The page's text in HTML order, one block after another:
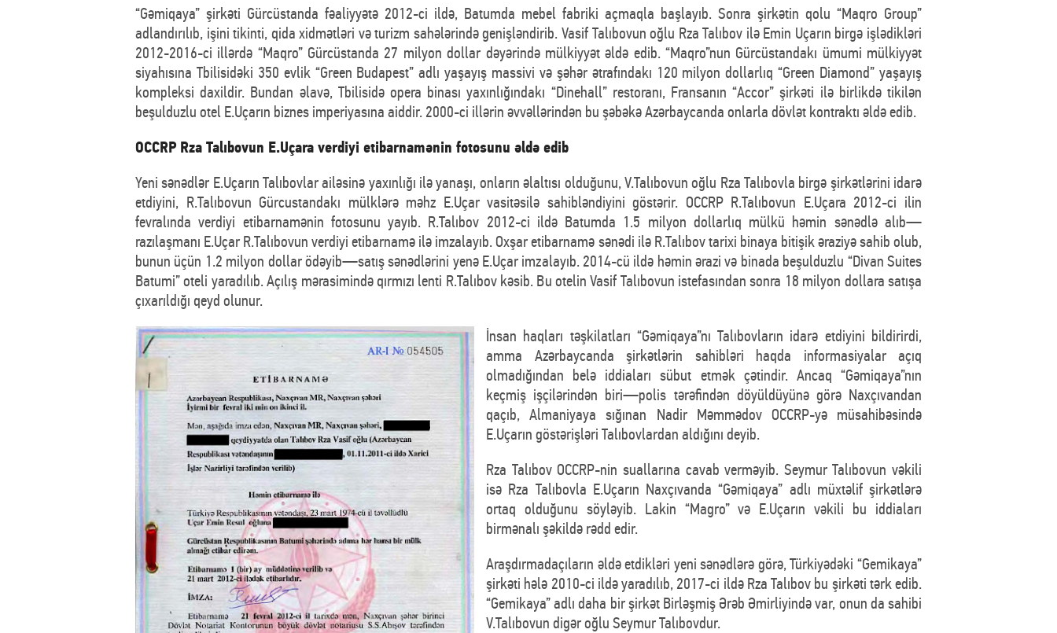
“Gəmiqaya” şirkəti Gürcüstanda fəaliyyətə 2012-ci ildə, Batumda mebel fabriki açmaqla başlayıb. Sonra şirkətin qolu “Maqro Group”
adlandırılıb, işini tikinti, qida xidmətləri və turizm sahələrində genişləndirib. Vasif Talıbovun oğlu Rza Talıbov ilə Emin Uçarın birgə işlədikləri
2012-2016-ci illərdə “Maqro” Gürcüstanda 27 milyon dollar dəyərində mülkiyyət əldə edib. “Maqro”nun Gürcüstandakı ümumi mülkiyyət
siyahısına Tbilisidəki 350 evlik “Green Budapest” adlı yaşayış massivi və şəhər ətrafındakı 120 milyon dollarlıq “Green Diamond” yaşayış
kompleksi daxildir. Bundan əlavə, Tbilisidə opera binası yaxınlığındakı “Dinehall” restoranı, Fransanın “Accor” şirkəti ilə birlikdə tikilən
beşulduzlu otel E.Uçarın biznes imperiyasına aiddir. 2000-ci illərin əvvəllərindən bu şəbəkə Azərbaycanda onlarla dövlət kontraktı əldə edib.
OCCRP Rza Talıbovun E.Uçara verdiyi etibarnamənin fotosunu əldə edib
Yeni sənədlər E.Uçarın Talıbovlar ailəsinə yaxınlığı ilə yanaşı, onların əlaltısı olduğunu, V.Talıbovun oğlu Rza Talıbovla birgə şirkətlərini idarə
etdiyini, R.Talıbovun Gürcustandakı mülklərə məhz E.Uçar vasitəsilə sahibləndiyini göstərir. OCCRP R.Talıbovun E.Uçara 2012-ci ilin
fevralında verdiyi etibarnamənin fotosunu yayıb. R.Talıbov 2012-ci ildə Batumda 1.5 milyon dollarlıq mülkü həmin sənədlə alıb—
razılaşmanı E.Uçar R.Talıbovun verdiyi etibarnamə ilə imzalayıb. Oxşar etibarnamə sənədi ilə R.Talıbov tarixi binaya bitişik əraziyə sahib olub,
bunun üçün 1.2 milyon dollar ödəyib—satış sənədlərini yenə E.Uçar imzalayıb. 2014-cü ildə həmin ərazi və binada beşulduzlu “Divan Suites
Batumi” oteli yaradılıb. Açılış mərasimində qırmızı lenti R.Talıbov kəsib. Bu otelin Vasif Talıbovun istefasından sonra 18 milyon dollara satışa
çıxarıldığı qeyd olunur.
İnsan haqları təşkilatları “Gəmiqaya”nı Talıbovların idarə etdiyini bildirirdi,
amma Azərbaycanda şirkətlərin sahibləri haqda informasiyalar açıq
olmadığından belə iddiaları sübut etmək çətindir. Ancaq “Gəmiqaya”nın
keçmiş işçilərindən biri—polis tərəfindən döyüldüyünə görə Naxçıvandan
qaçıb, Almaniyaya sığınan Nadir Məmmədov OCCRP-yə müsahibəsində
E.Uçarın göstərişləri Talıbovlardan aldığını deyib.
Rza Talıbov OCCRP-nin suallarına cavab verməyib. Seymur Talıbovun vəkili
isə Rza Talıbovla E.Uçarın Naxçıvanda “Gəmiqaya” adlı müxtəlif şirkətlərə
ortaq olduğunu söyləyib. Lakin “Magro” və E.Uçarın vəkili bu iddiaları
birmənalı şəkildə rədd edir.
Araşdırmadaçıların əldə etdikləri yeni sənədlərə görə, Türkiyədəki “Gemikaya”
şirkəti hələ 2010-ci ildə yaradılıb, 2017-ci ildə Rza Talıbov bu şirkəti tərk edib.
“Gemikaya” adlı daha bir şirkət Birləşmiş Ərəb Əmirliyində var, onun da sahibi
V.Talıbovun digər oğlu Seymur Talıbovdur.